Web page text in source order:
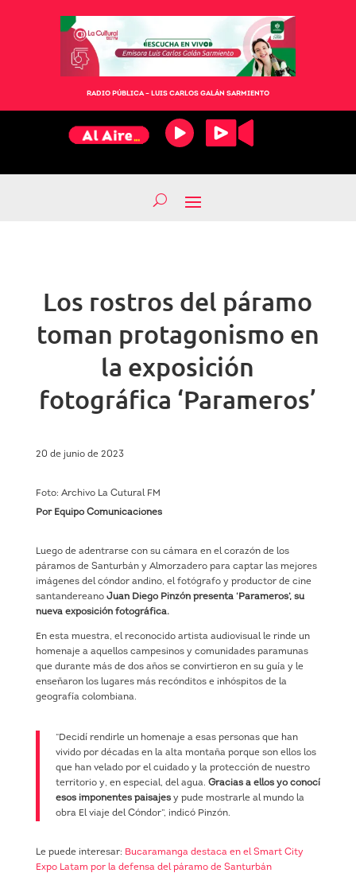
RADIO PÚBLICA – LUIS CARLOS GALÁN SARMIENTO
Los rostros del páramo
toman protagonismo en
la exposición
fotográfica ‘Parameros’
20 de junio de 2023
Foto: Archivo La Cutural FM
Por Equipo Comunicaciones
Luego de adentrarse con su cámara en el corazón de los
páramos de Santurbán y Almorzadero para captar las mejores
imágenes del cóndor andino, el fotógrafo y productor de cine
santandereano Juan Diego Pinzón presenta ‘Parameros’, su
nueva exposición fotográfica.
En esta muestra, el reconocido artista audiovisual le rinde un
homenaje a aquellos campesinos y comunidades paramunas
que durante más de dos años se convirtieron en su guía y le
enseñaron los lugares más recónditos e inhóspitos de la
geografía colombiana.
“Decidí rendirle un homenaje a esas personas que han
vivido por décadas en la alta montaña porque son ellos los
que han velado por el cuidado y la protección de nuestro
territorio y, en especial, del agua. Gracias a ellos yo conocí
esos imponentes paisajesy pude mostrarle al mundo la
obra El viaje del Cóndor”, indicó Pinzón.
Le puede interesar: Bucaramanga destaca en el Smart City
Expo Latam por la defensa del páramo de Santurbán